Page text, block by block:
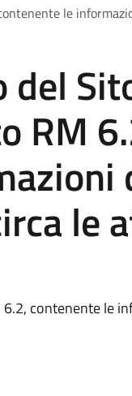
le
del
RM
le
contenente le